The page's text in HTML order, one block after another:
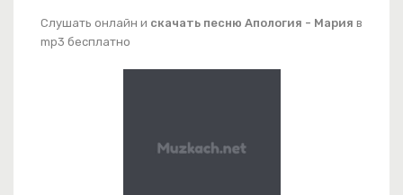
Слушать онлайн и скачать песню Апология - Мария в
mp3 бесплатно